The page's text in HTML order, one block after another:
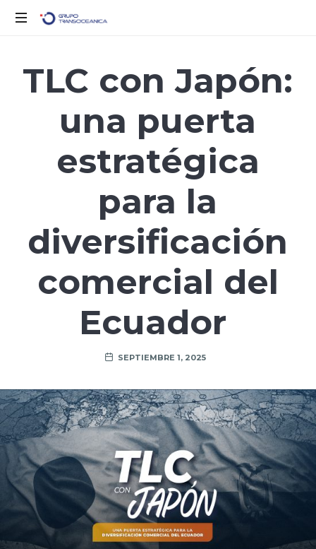
un
TLC con Japón:
una puerta
estratégica
para la
diversificación
comercial del
Ecuador
SEPTIEMBRE 1, 2025